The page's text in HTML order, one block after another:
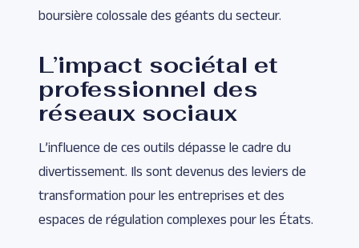
boursière colossale des géants du secteur.
L’impact sociétal et
professionnel des
réseaux sociaux
L’influence de ces outils dépasse le cadre du
divertissement. Ils sont devenus des leviers de
transformation pour les entreprises et des
espaces de régulation complexes pour les États.